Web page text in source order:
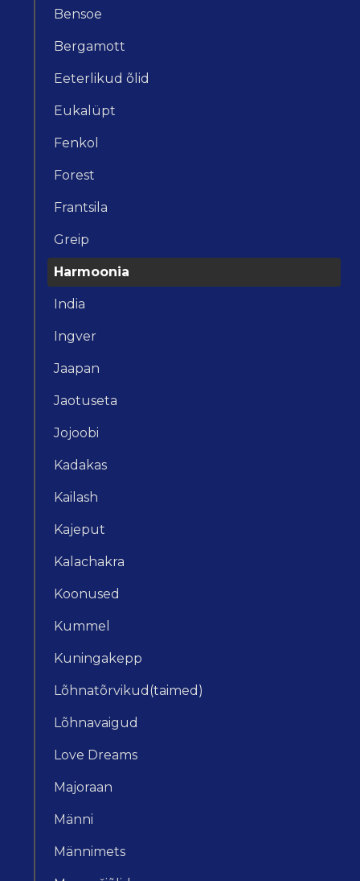
Bensoe
Bergamott
Eeterlikud õlid
Eukalüpt
Fenkol
Forest
Frantsila
Greip
Harmoonia
India
Ingver
Jaapan
Jaotuseta
Jojoobi
Kadakas
Kailash
Kajeput
Kalachakra
Koonused
Kummel
Kuningakepp
Lõhnatõrvikud(taimed)
Lõhnavaigud
Love Dreams
Majoraan
Männi
Männimets